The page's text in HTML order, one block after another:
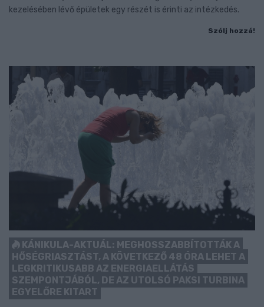
kezelésében lévő épületek egy részét is érinti az intézkedés.
Szólj hozzá!
KÁNIKULA-AKTUÁL: MEGHOSSZABBÍTOTTÁK A
HŐSÉGRIASZTÁST, A KÖVETKEZŐ 48 ÓRA LEHET A
LEGKRITIKUSABB AZ ENERGIAELLÁTÁS
SZEMPONTJÁBÓL, DE AZ UTOLSÓ PAKSI TURBINA
EGYELŐRE KITART